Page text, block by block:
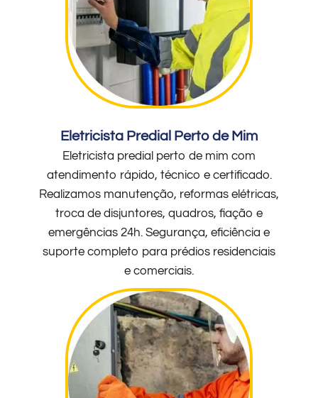
Eletricista Predial Perto de Mim
Eletricista predial perto de mim com
atendimento rápido, técnico e certificado.
Realizamos manutenção, reformas elétricas,
troca de disjuntores, quadros, fiação e
emergências 24h. Segurança, eficiência e
suporte completo para prédios residenciais
e comerciais.